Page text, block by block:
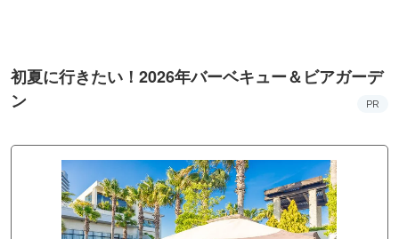
初夏に行きたい！2026年バーベキュー＆ビアガーデ
ン
PR